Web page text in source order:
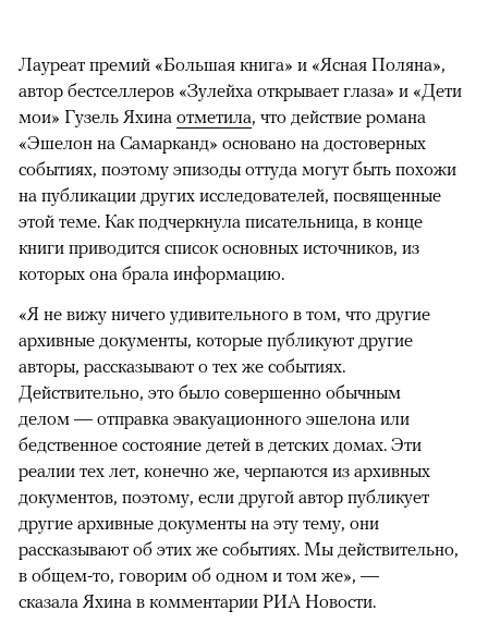
Лауреат премий «Большая книга» и «Ясная Поляна»,
автор бестселлеров «Зулейха открывает глаза» и «Дети
мои» Гузель Яхина отметила, что действие романа
«Эшелон на Самарканд» основано на достоверных
событиях, поэтому эпизоды оттуда могут быть похожи
на публикации других исследователей, посвященные
этой теме. Как подчеркнула писательница, в конце
книги приводится список основных источников, из
которых она брала информацию.
«Я не вижу ничего удивительного в том, что другие
архивные документы, которые публикуют другие
авторы, рассказывают о тех же событиях.
Действительно, это было совершенно обычным
делом — отправка эвакуационного эшелона или
бедственное состояние детей в детских домах. Эти
реалии тех лет, конечно же, черпаются из архивных
документов, поэтому, если другой автор публикует
другие архивные документы на эту тему, они
рассказывают об этих же событиях. Мы действительно,
в общем-то, говорим об одном и том же», —
сказала Яхина в комментарии РИА Новости.